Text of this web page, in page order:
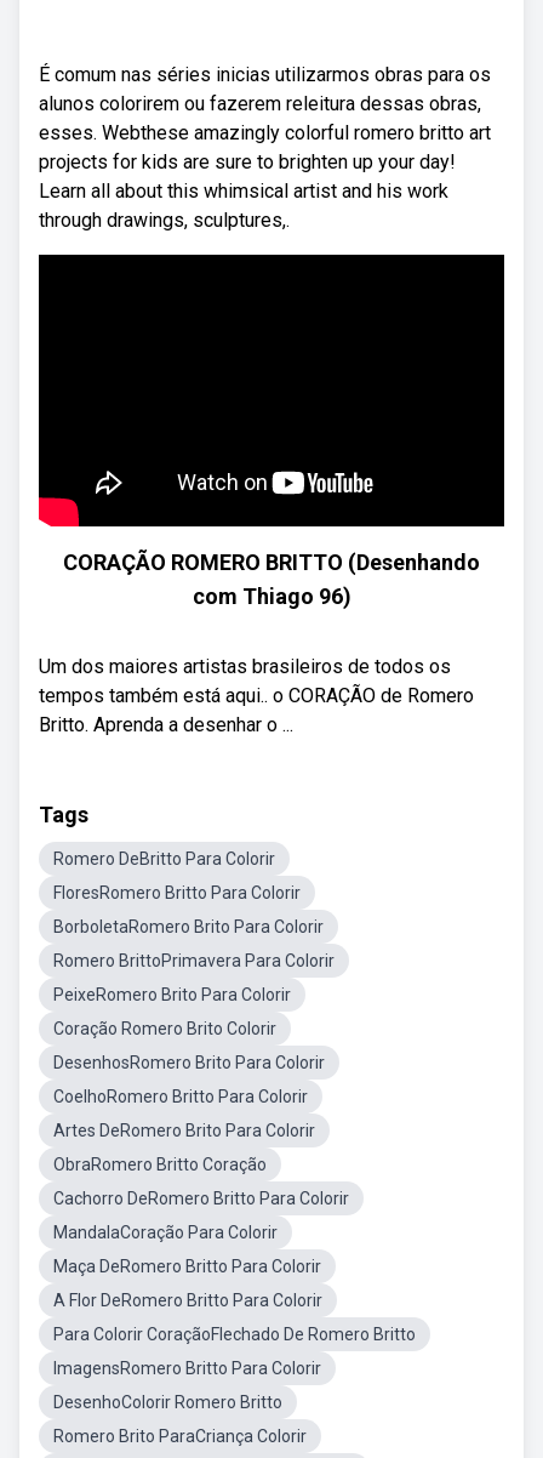
É comum nas séries inicias utilizarmos obras para os
alunos colorirem ou fazerem releitura dessas obras,
esses. Webthese amazingly colorful romero britto art
projects for kids are sure to brighten up your day!
Learn all about this whimsical artist and his work
through drawings, sculptures,.
CORAÇÃO ROMERO BRITTO (Desenhando
com Thiago 96)
Um dos maiores artistas brasileiros de todos os
tempos também está aqui.. o CORAÇÃO de Romero
Britto. Aprenda a desenhar o ...
Tags
Romero DeBritto Para Colorir
FloresRomero Britto Para Colorir
BorboletaRomero Brito Para Colorir
Romero BrittoPrimavera Para Colorir
PeixeRomero Brito Para Colorir
Coração Romero Brito Colorir
DesenhosRomero Brito Para Colorir
CoelhoRomero Britto Para Colorir
Artes DeRomero Brito Para Colorir
ObraRomero Britto Coração
Cachorro DeRomero Britto Para Colorir
MandalaCoração Para Colorir
Maça DeRomero Britto Para Colorir
A Flor DeRomero Britto Para Colorir
Para Colorir CoraçãoFlechado De Romero Britto
ImagensRomero Britto Para Colorir
DesenhoColorir Romero Britto
Romero Brito ParaCriança Colorir